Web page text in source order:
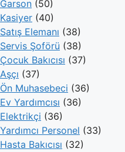
Garson (50)
Kasiyer (40)
Satış Elemanı (38)
Servis Şoförü (38)
Çocuk Bakıcısı (37)
Aşçı (37)
Ön Muhasebeci (36)
Ev Yardımcısı (36)
Elektrikçi (36)
Yardımcı Personel (33)
Hasta Bakıcısı (32)